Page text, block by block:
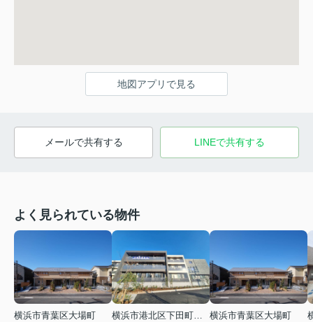
地図アプリで見る
メールで共有する LINEで共有する
よく見られている物件
横浜市青葉区大場町
横浜市青葉区大場町